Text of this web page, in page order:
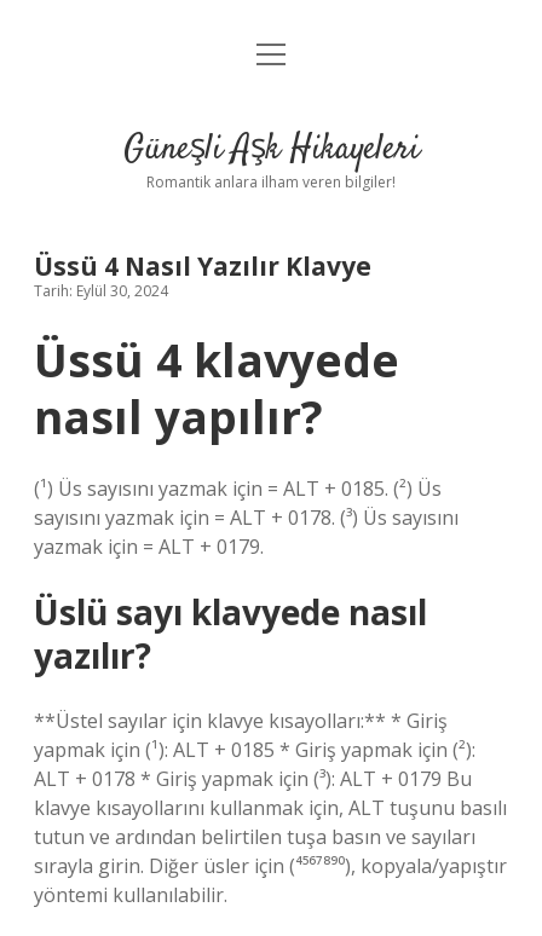
Anasayfa
Yasal Uyarı
menüyü
Güneşli Aşk Hikayeleri
Romantik anlara ilham veren bilgiler!
Üssü 4 Nasıl Yazılır Klavye
Tarih: Eylül 30, 2024
Üssü 4 klavyede
nasıl yapılır?
(¹) Üs sayısını yazmak için = ALT + 0185. (²) Üs
sayısını yazmak için = ALT + 0178. (³) Üs sayısını
yazmak için = ALT + 0179.
Üslü sayı klavyede nasıl
yazılır?
**Üstel sayılar için klavye kısayolları:** * Giriş
yapmak için (¹): ALT + 0185 * Giriş yapmak için (²):
ALT + 0178 * Giriş yapmak için (³): ALT + 0179 Bu
klavye kısayollarını kullanmak için, ALT tuşunu basılı
tutun ve ardından belirtilen tuşa basın ve sayıları
sırayla girin. Diğer üsler için (⁴⁵⁶⁷⁸⁹⁰), kopyala/yapıştır
yöntemi kullanılabilir.